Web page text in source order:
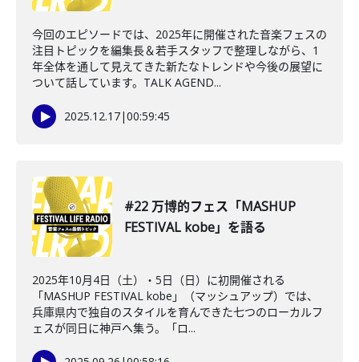
今回のエピソードでは、2025年に開催された音楽フェスの
注目トピックを編集長＆若手スタッフで整理しながら、1
年全体を通して見えてきた新たなトレンドや今後の展望に
ついて話しています。TALK AGEND...
2025.12.17|00:59:45
#22 万博的フェス「MASHUP
FESTIVAL kobe」を語る
2025年10月4日（土）・5日（日）に初開催される
「MASHUP FESTIVAL kobe」（マッシュアップ）では、
兵庫県内で独自のスタイルを育んできた七つのローカルフ
ェスが同日に神戸へ集う。「ロ...